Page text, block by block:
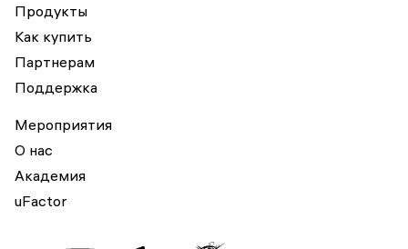
Продукты
Как купить
Партнерам
Поддержка
Мероприятия
О нас
Академия
uFactor